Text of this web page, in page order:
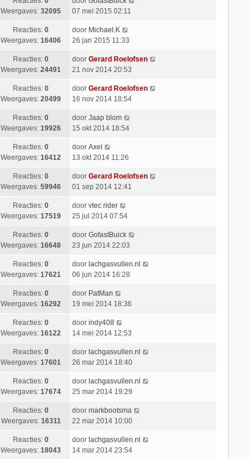
Weergaves:32095
07 mei 2015 02:11
Reacties:0
Weergaves:16406
door Michael.K
26 jan 2015 11:33
Reacties:0
Weergaves:24491
door Gerard Roelofsen
21 nov 2014 20:53
Reacties:0
Weergaves:20499
door Gerard Roelofsen
16 nov 2014 18:54
Reacties:0
Weergaves:19926
door Jaap blom
15 okt 2014 18:54
Reacties:0
Weergaves:16412
door Axel
13 okt 2014 11:26
Reacties:0
Weergaves:59946
door Gerard Roelofsen
01 sep 2014 12:41
Reacties:0
Weergaves:17519
door vtec rider
25 jul 2014 07:54
Reacties:0
Weergaves:16648
door GofastBuick
23 jun 2014 22:03
Reacties:0
Weergaves:17621
door lachgasvullen.nl
06 jun 2014 16:28
Reacties:0
Weergaves:16292
door PatMan
19 mei 2014 18:36
Reacties:0
Weergaves:16122
door indy408
14 mei 2014 12:53
Reacties:0
Weergaves:17601
door lachgasvullen.nl
26 mar 2014 18:40
Reacties:0
Weergaves:17674
door lachgasvullen.nl
25 mar 2014 19:29
Reacties:0
Weergaves: 16311
door markbootsma
22 mar 2014 10:00
Reacties:0
Weergaves:18043
door lachgasvullen.nl
14 mar 2014 23:54